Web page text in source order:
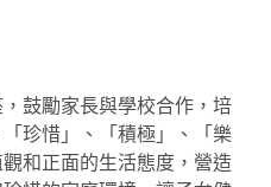
鼓勵家長與學校合作，培
珍惜」、「積極」、「樂
和正面的生活態度，營造